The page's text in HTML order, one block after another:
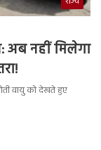
अब नहीं मिलेगा
वायु को देखते हुए